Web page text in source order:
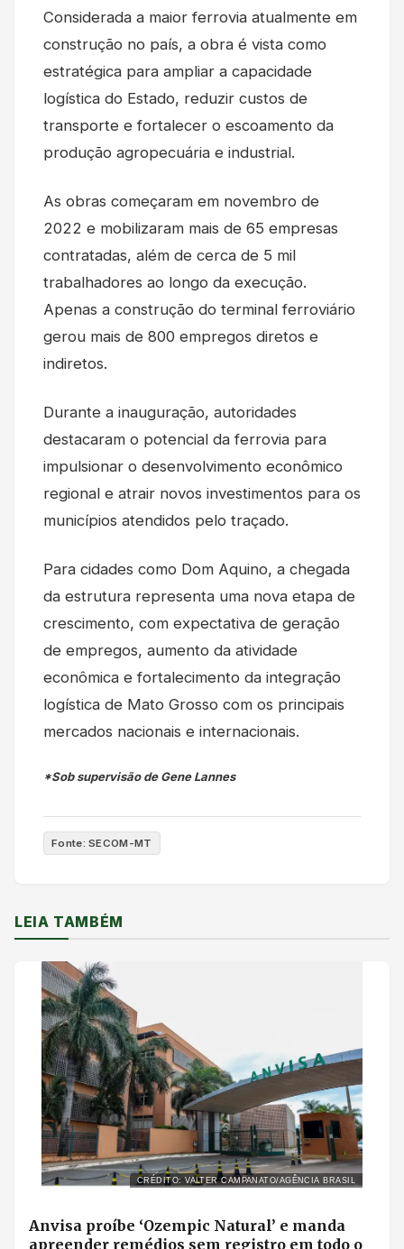
Considerada a maior ferrovia atualmente em
construção no país, a obra é vista como
estratégica para ampliar a capacidade
logística do Estado, reduzir custos de
transporte e fortalecer o escoamento da
produção agropecuária e industrial.
As obras começaram em novembro de
2022 e mobilizaram mais de 65 empresas
contratadas, além de cerca de 5 mil
trabalhadores ao longo da execução.
Apenas a construção do terminal ferroviário
gerou mais de 800 empregos diretos e
indiretos.
Durante a inauguração, autoridades
destacaram o potencial da ferrovia para
impulsionar o desenvolvimento econômico
regional e atrair novos investimentos para os
municípios atendidos pelo traçado.
Para cidades como Dom Aquino, a chegada
da estrutura representa uma nova etapa de
crescimento, com expectativa de geração
de empregos, aumento da atividade
econômica e fortalecimento da integração
logística de Mato Grosso com os principais
mercados nacionais e internacionais.
*Sob supervisão de Gene Lannes
Fonte: SECOM-MT
LEIA TAMBÉM
CRÉDITO: VALTER CAMPANATO/AGÊNCIA BRASIL
Anvisa proíbe ‘Ozempic Natural’ e manda
apreender remédios sem registro em todo o